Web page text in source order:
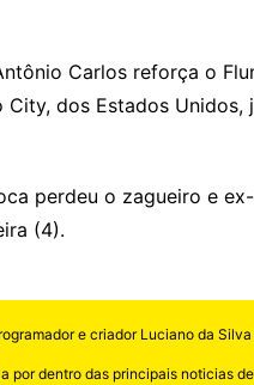
Carlos reforça o
dos Estados
perdeu o zagueiro e
(4).
e criador Luciano da Silva
por dentro das principais noticias